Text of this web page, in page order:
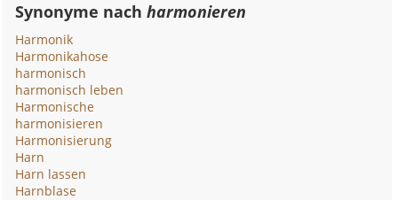
Synonyme nachharmonieren
Harmonik
Harmonikahose
harmonisch
harmonisch leben
Harmonische
harmonisieren
Harmonisierung
Harn
Harn lassen
Harnblase